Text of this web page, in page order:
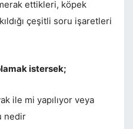
ettikleri, köpek
çeşitli soru işaretleri
istersek;
ile mi yapılıyor veya
nedir